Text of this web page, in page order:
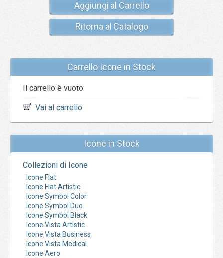
Aggiungi al Carrello
Ritorna al Catalogo
Carrello Icone in Stock
Il carrello è vuoto
Vai al carrello
Icone in Stock
Collezioni di Icone
Icone Flat
Icone Flat Artistic
Icone Symbol Color
Icone Symbol Duo
Icone Symbol Black
Icone Vista Artistic
Icone Vista Business
Icone Vista Medical
Icone Aero